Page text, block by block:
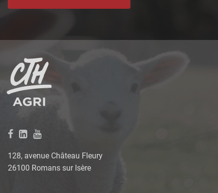
128, avenue Château Fleury
26100 Romans sur Isère